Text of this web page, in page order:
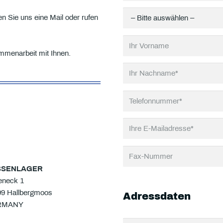
Sie uns eine Mail oder rufen
mit Ihnen.
1
Hallbergmoos
Adressdaten